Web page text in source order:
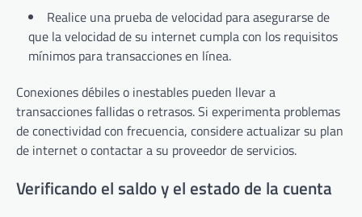
Realice una prueba de velocidad para asegurarse de
que la velocidad de su internet cumpla con los requisitos
mínimos para transacciones en línea.
Conexiones débiles o inestables pueden llevar a
transacciones fallidas o retrasos. Si experimenta problemas
de conectividad con frecuencia, considere actualizar su plan
de internet o contactar a su proveedor de servicios.
Verificando el saldo y el estado de la cuenta